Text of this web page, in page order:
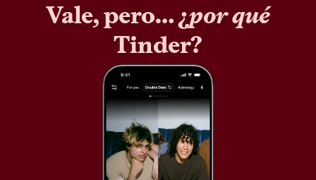
Vale, pero… ¿por qué
Tinder?